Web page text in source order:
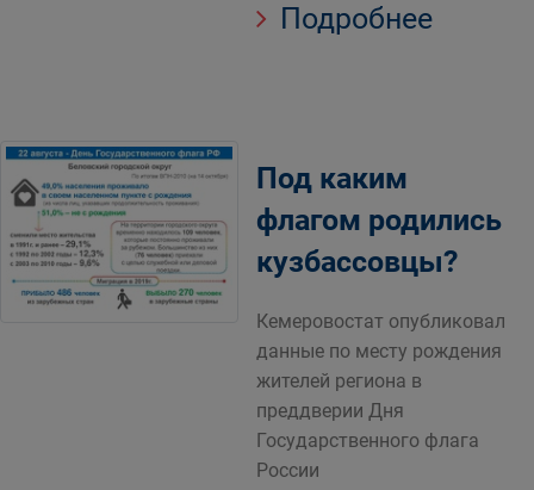
Подробнее
Под каким
флагом родились
кузбассовцы?
Кемеровостат опубликовал
данные по месту рождения
жителей региона в
преддверии Дня
Государственного флага
России